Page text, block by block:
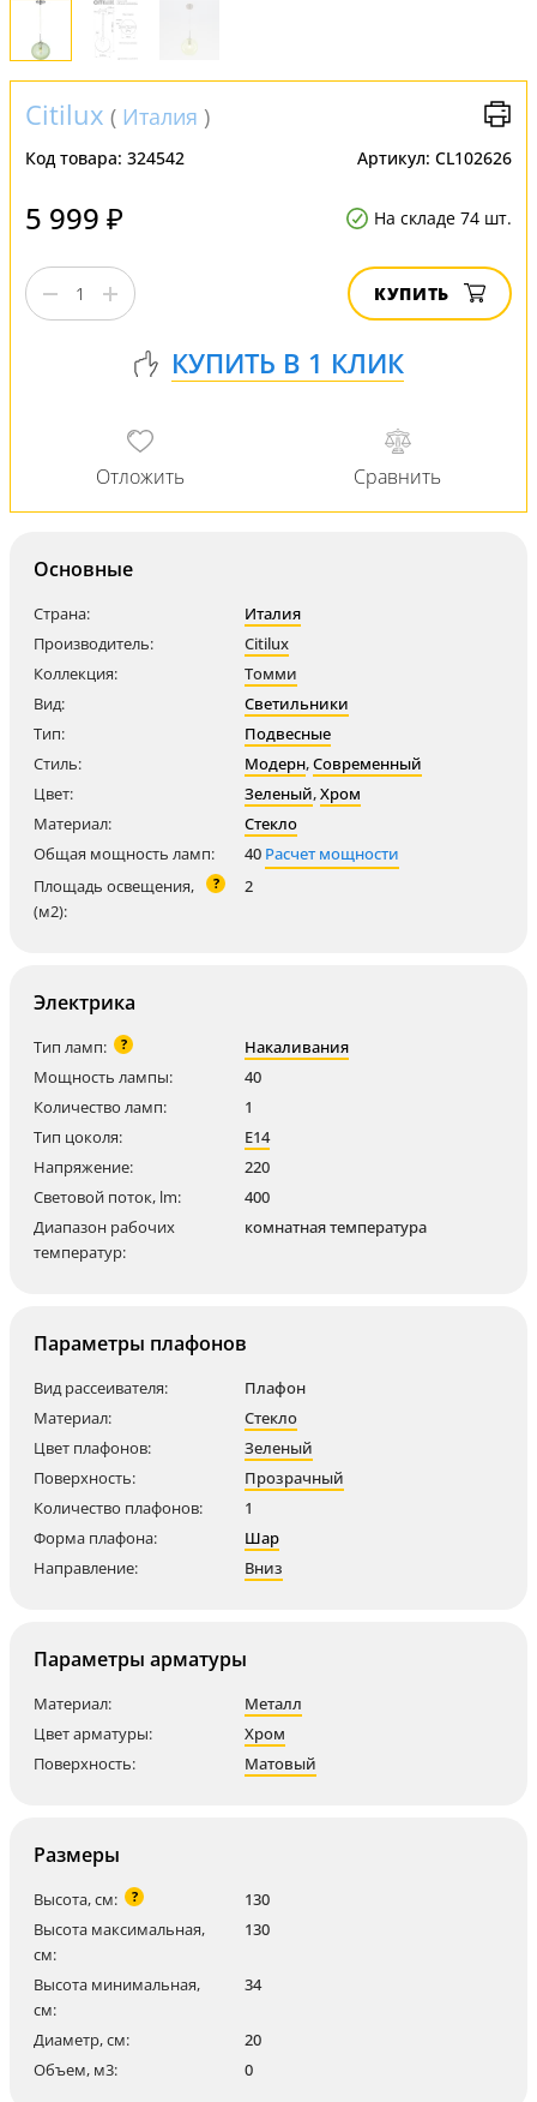
Citilux ( Италия )
Код товара: 324542 Артикул: CL102626
5 999 ₽ На складе 74 шт.
КУПИТЬ
Основные
Страна:
Италия
Производитель:
Citilux
Коллекция:
Томми
Вид:
Светильники
Тип:
Подвесные
Стиль:
Модерн,Современный
Цвет:
Зеленый,Хром
Материал:
Стекло
Общая мощность ламп:
40 Расчет мощности
Площадь освещения,
(м2):
? 2
Электрика
Тип ламп: ?
Накаливания
Мощность лампы:
40
Количество ламп:
1
Тип цоколя:
E14
Напряжение:
220
Световой поток, lm:
400
Диапазон рабочих
температур:
комнатная температура
Параметры плафонов
Вид рассеивателя:
Плафон
Материал:
Стекло
Цвет плафонов:
Зеленый
Поверхность:
Прозрачный
Количество плафонов:
1
Форма плафона:
Шар
Направление:
Вниз
Параметры арматуры
Материал:
Металл
Цвет арматуры:
Хром
Поверхность:
Матовый
Размеры
Высота, см: ?
130
Высота максимальная,
см:
130
Высота минимальная,
см:
34
Диаметр, см:
20
Объем, м3:
0